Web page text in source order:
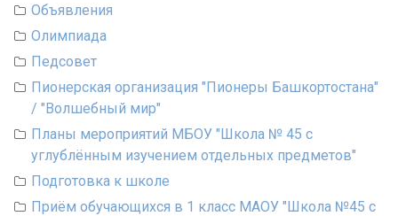
Объявления
Олимпиада
Педсовет
Пионерская организация "Пионеры Башкортостана"
/ "Волшебный мир"
Планы мероприятий МБОУ "Школа № 45 с
углублённым изучением отдельных предметов"
Подготовка к школе
Приём обучающихся в 1 класс МАОУ "Школа №45 с